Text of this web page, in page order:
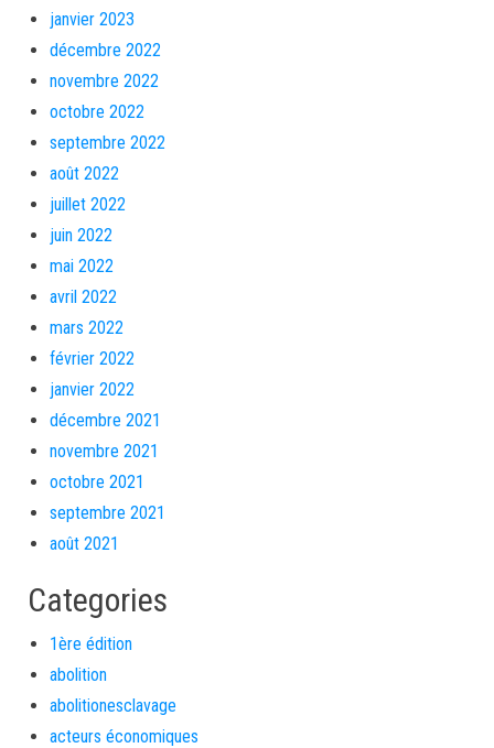
janvier 2023
décembre 2022
novembre 2022
octobre 2022
septembre 2022
août 2022
juillet 2022
juin 2022
mai 2022
avril 2022
mars 2022
février 2022
janvier 2022
décembre 2021
novembre 2021
octobre 2021
septembre 2021
août 2021
Categories
1ère édition
abolition
abolitionesclavage
acteurs économiques